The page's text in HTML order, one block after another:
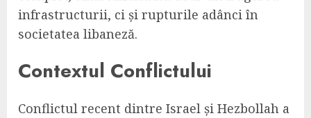
infrastructurii, ci și rupturile adânci în
societatea libaneză.
Contextul Conflictului
Conflictul recent dintre Israel și Hezbollah a